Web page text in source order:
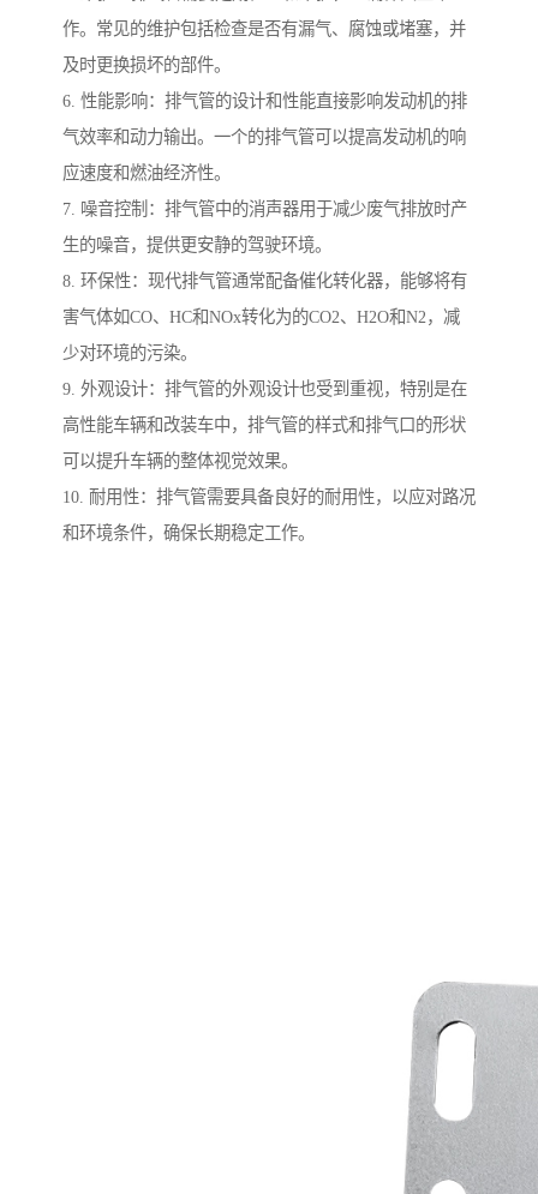
作。常见的维护包括检查是否有漏气、腐蚀或堵塞，并
及时更换损坏的部件。
6. 性能影响：排气管的设计和性能直接影响发动机的排
气效率和动力输出。一个的排气管可以提高发动机的响
应速度和燃油经济性。
7. 噪音控制：排气管中的消声器用于减少废气排放时产
生的噪音，提供更安静的驾驶环境。
8. 环保性：现代排气管通常配备催化转化器，能够将有
害气体如CO、HC和NOx转化为的CO2、H2O和N2，减
少对环境的污染。
9. 外观设计：排气管的外观设计也受到重视，特别是在
高性能车辆和改装车中，排气管的样式和排气口的形状
可以提升车辆的整体视觉效果。
10. 耐用性：排气管需要具备良好的耐用性，以应对路况
和环境条件，确保长期稳定工作。